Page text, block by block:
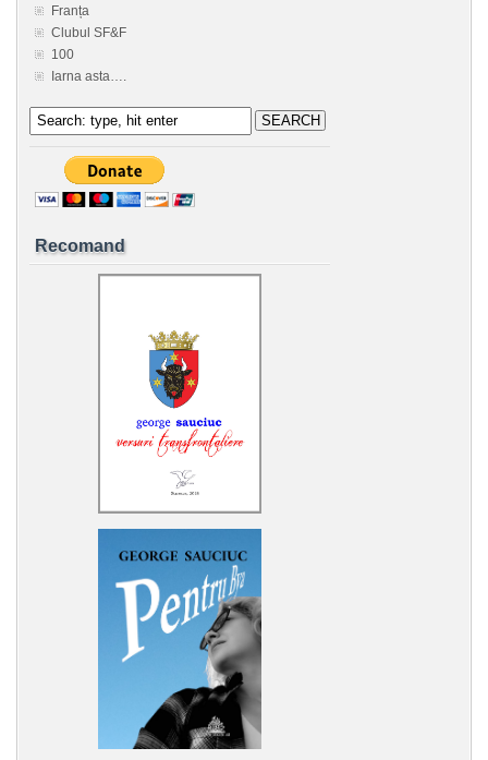
Franța
Clubul SF&F
100
Iarna asta….
Recomand